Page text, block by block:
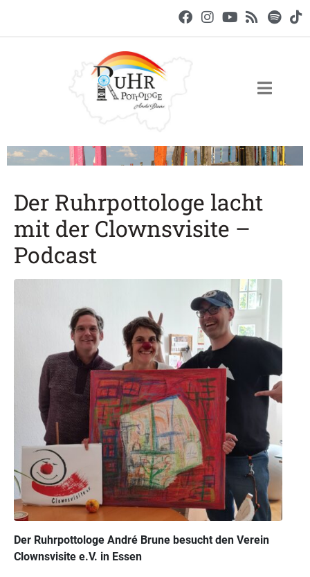
Der Ruhrpottologe lacht
mit der Clownsvisite –
Podcast
Der Ruhrpottologe André Brune besucht den Verein
Clownsvisite e.V. in Essen